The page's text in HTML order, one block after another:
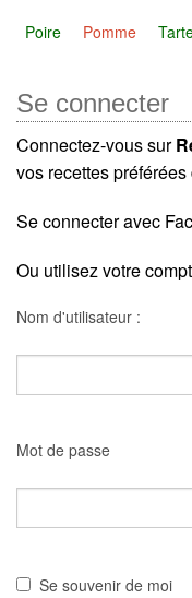
Poire
Pomme
Se connecter
Connectez-vous sur
vos recettes
Se connecter avec
Ou utilisez votre
Nom d'utilisateur :
Mot de passe
Se souvenir de moi